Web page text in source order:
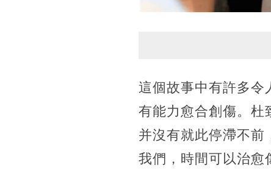
這個故事中有許多令
有能力愈合創傷。杜
并沒有就此停滯不前
我們，時間可以治愈